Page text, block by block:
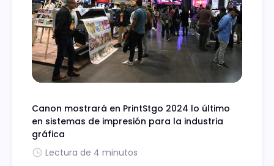
Canon mostrará en PrintStgo 2024 lo último
en sistemas de impresión para la industria
gráfica
Lectura de 4 minutos